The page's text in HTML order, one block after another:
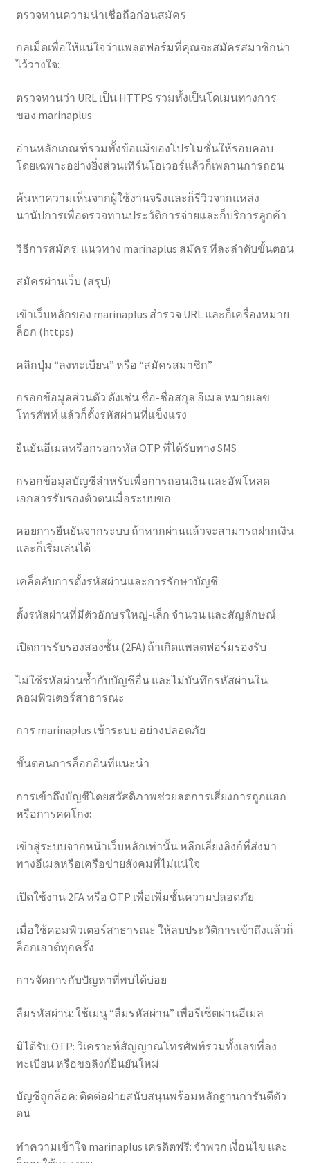
ตรวจทานความน่าเชื่อถือก่อนสมัคร
กลเม็ดเพื่อให้แน่ใจว่าแพลตฟอร์มที่คุณจะสมัครสมาชิกน่า
ไว้วางใจ:
ตรวจทานว่า URL เป็น HTTPS รวมทั้งเป็นโดเมนทางการ
ของ marinaplus
อ่านหลักเกณฑ์รวมทั้งข้อแม้ของโปรโมชั่นให้รอบคอบ
โดยเฉพาะอย่างยิ่งส่วนเทิร์นโอเวอร์แล้วก็เพดานการถอน
ค้นหาความเห็นจากผู้ใช้งานจริงและก็รีวิวจากแหล่ง
นานัปการเพื่อตรวจทานประวัติการจ่ายและก็บริการลูกค้า
วิธีการสมัคร: แนวทาง marinaplus สมัคร ทีละลำดับขั้นตอน
สมัครผ่านเว็บ (สรุป)
เข้าเว็บหลักของ marinaplus สำรวจ URL และก็เครื่องหมาย
ล็อก (https)
คลิกปุ่ม “ลงทะเบียน” หรือ “สมัครสมาชิก”
กรอกข้อมูลส่วนตัว ดังเช่น ชื่อ-ชื่อสกุล อีเมล หมายเลข
โทรศัพท์ แล้วก็ตั้งรหัสผ่านที่แข็งแรง
ยืนยันอีเมลหรือกรอกรหัส OTP ที่ได้รับทาง SMS
กรอกข้อมูลบัญชีสำหรับเพื่อการถอนเงิน และอัพโหลด
เอกสารรับรองตัวตนเมื่อระบบขอ
คอยการยืนยันจากระบบ ถ้าหากผ่านแล้วจะสามารถฝากเงิน
และก็เริ่มเล่นได้
เคล็ดลับการตั้งรหัสผ่านและการรักษาบัญชี
ตั้งรหัสผ่านที่มีตัวอักษรใหญ่-เล็ก จำนวน และสัญลักษณ์
เปิดการรับรองสองชั้น (2FA) ถ้าเกิดแพลตฟอร์มรองรับ
ไม่ใช้รหัสผ่านซ้ำกับบัญชีอื่น และไม่บันทึกรหัสผ่านใน
คอมพิวเตอร์สาธารณะ
การ marinaplus เข้าระบบ อย่างปลอดภัย
ขั้นตอนการล็อกอินที่แนะนำ
การเข้าถึงบัญชีโดยสวัสดิภาพช่วยลดการเสี่ยงการถูกแฮก
หรือการคดโกง:
เข้าสู่ระบบจากหน้าเว็บหลักเท่านั้น หลีกเลี่ยงลิงก์ที่ส่งมา
ทางอีเมลหรือเครือข่ายสังคมที่ไม่แน่ใจ
เปิดใช้งาน 2FA หรือ OTP เพื่อเพิ่มชั้นความปลอดภัย
เมื่อใช้คอมพิวเตอร์สาธารณะ ให้ลบประวัติการเข้าถึงแล้วก็
ล็อกเอาต์ทุกครั้ง
การจัดการกับปัญหาที่พบได้บ่อย
ลืมรหัสผ่าน: ใช้เมนู “ลืมรหัสผ่าน” เพื่อรีเซ็ตผ่านอีเมล
มิได้รับ OTP: วิเคราะห์สัญญาณโทรศัพท์รวมทั้งเลขที่ลง
ทะเบียน หรือขอลิงก์ยืนยันใหม่
บัญชีถูกล็อค: ติดต่อฝ่ายสนับสนุนพร้อมหลักฐานการันตีตัว
ตน
ทำความเข้าใจ marinaplus เครดิตฟรี: จำพวก เงื่อนไข และ